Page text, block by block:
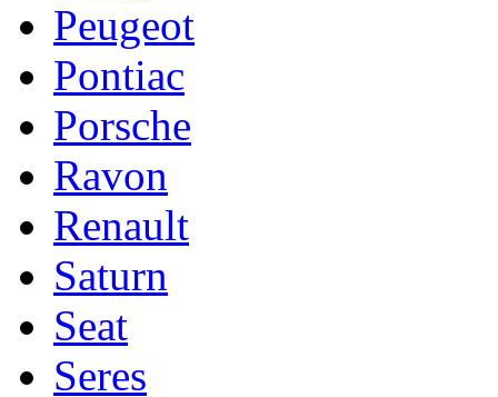
Peugeot
Pontiac
Porsche
Ravon
Renault
Saturn
Seat
Seres